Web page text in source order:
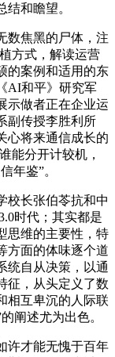
和瞻望。
焦黑的尸体，注
方式，解读运营
的案例和适用的东
AI和平》研究军
示做者正在企业运
副传授李胜利所
心将来通信成长的
能分开计较机，
年鉴”。
长张伯苓抗和中
时代；其实都是
思维的主要性，特
方面的体味逐个道
统自从决策，以通
征，从头定义了数
相互卑沉的人际联
阐述尤为出色。
才能无愧于百年